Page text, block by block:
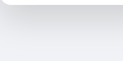
istiyor